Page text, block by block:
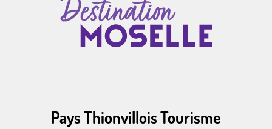
Pays Thionvillois Tourisme